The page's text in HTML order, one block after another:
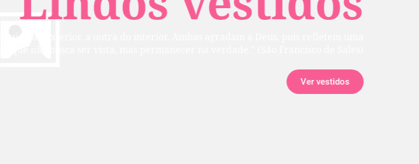
Ver vestidos